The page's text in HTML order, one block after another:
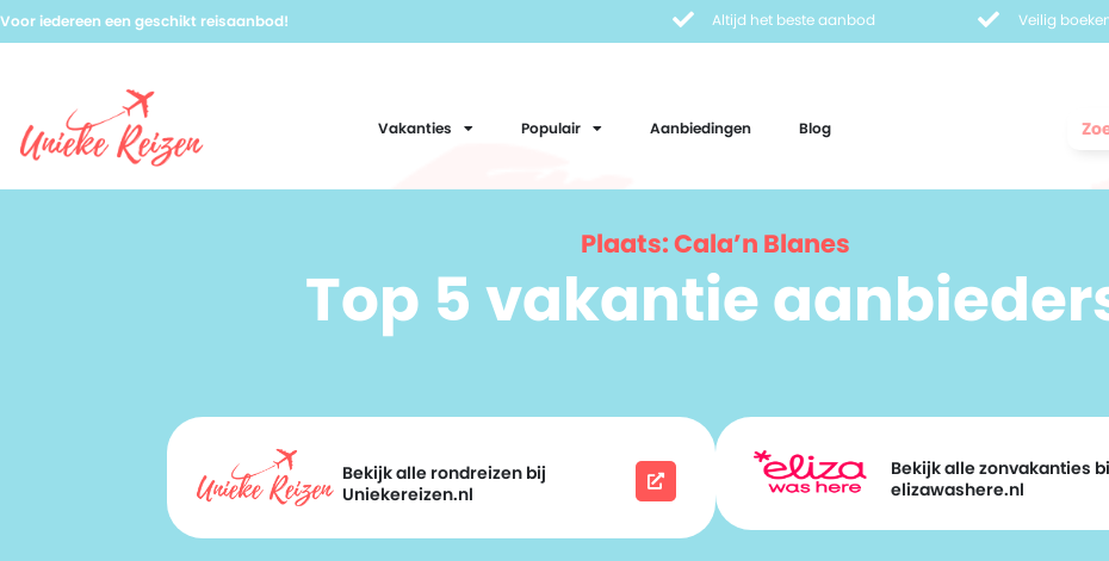
Voor iedereen een geschikt reisaanbod! Altijd het beste aanbod Veilig
Vakanties Populair Aanbiedingen Blog
Plaats: Cala’n Blanes
Top 5 vakantie
Bekijk alle rondreizen bij
Uniekereizen.nl
Bekijk alle zonvakanties
elizawashere.nl